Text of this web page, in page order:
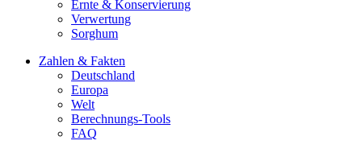
Ernte & Konservierung
Verwertung
Sorghum
Zahlen & Fakten
Deutschland
Europa
Welt
Berechnungs-Tools
FAQ